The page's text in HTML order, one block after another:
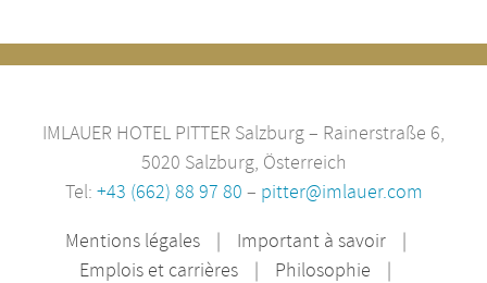
IMLAUER HOTEL PITTER Salzburg – Rainerstraße 6,
5020 Salzburg, Österreich
Tel: +43 (662) 88 97 80 – pitter@imlauer.com
Mentions légales
Important à savoir
Emplois et carrières
Philosophie